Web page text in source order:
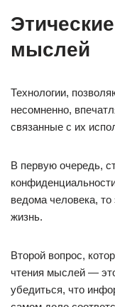
мыслей
Технологии,
несомненно,
связанные с их
В первую очередь,
ведома человека,
жизнь.
Второй вопрос,
чтения мыслей —
убедиться, что